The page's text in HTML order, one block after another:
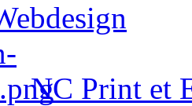
NC Print et